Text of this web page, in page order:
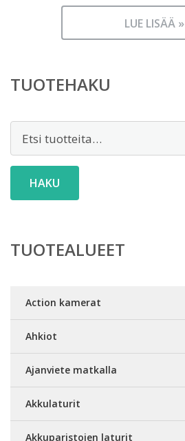
LUE LISÄÄ »
TUOTEHAKU
HAKU
TUOTEALUEET
Action kamerat
Ahkiot
Ajanviete matkalla
Akkulaturit
Akkuparistojen laturit